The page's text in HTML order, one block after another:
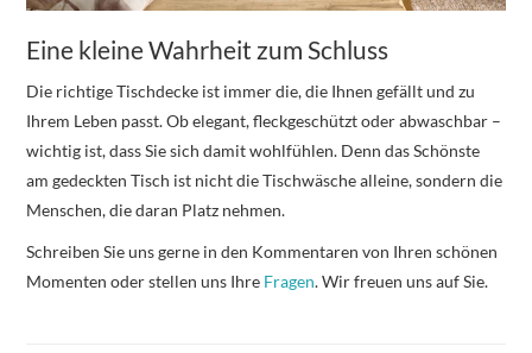
Eine kleine Wahrheit zum Schluss
Die richtige Tischdecke ist immer die, die Ihnen gefällt und zu
Ihrem Leben passt. Ob elegant, fleckgeschützt oder abwaschbar –
wichtig ist, dass Sie sich damit wohlfühlen. Denn das Schönste
am gedeckten Tisch ist nicht die Tischwäsche alleine, sondern die
Menschen, die daran Platz nehmen.
Schreiben Sie uns gerne in den Kommentaren von Ihren schönen
Momenten oder stellen uns Ihre Fragen. Wir freuen uns auf Sie.